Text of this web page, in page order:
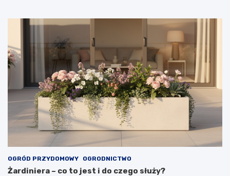
OGRÓD PRZYDOMOWY OGRODNICTWO
Żardiniera – co to jest i do czego służy?